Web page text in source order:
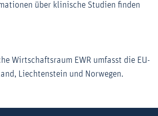
über klinische Studien finden
Wirtschaftsraum EWR umfasst die EU-
Liechtenstein und Norwegen.